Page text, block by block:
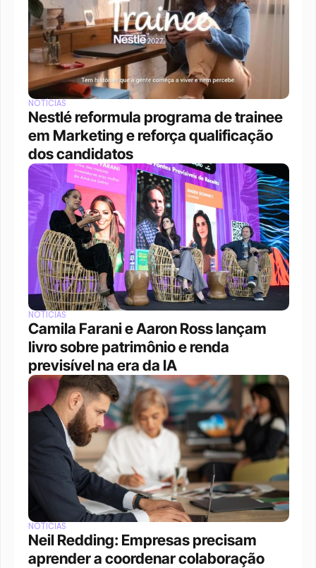
NOTÍCIAS
Nestlé reformula programa de trainee
em Marketing e reforça qualificação
dos candidatos
NOTÍCIAS
Camila Farani e Aaron Ross lançam
livro sobre patrimônio e renda
previsível na era da IA
NOTÍCIAS
Neil Redding: Empresas precisam
aprender a coordenar colaboração